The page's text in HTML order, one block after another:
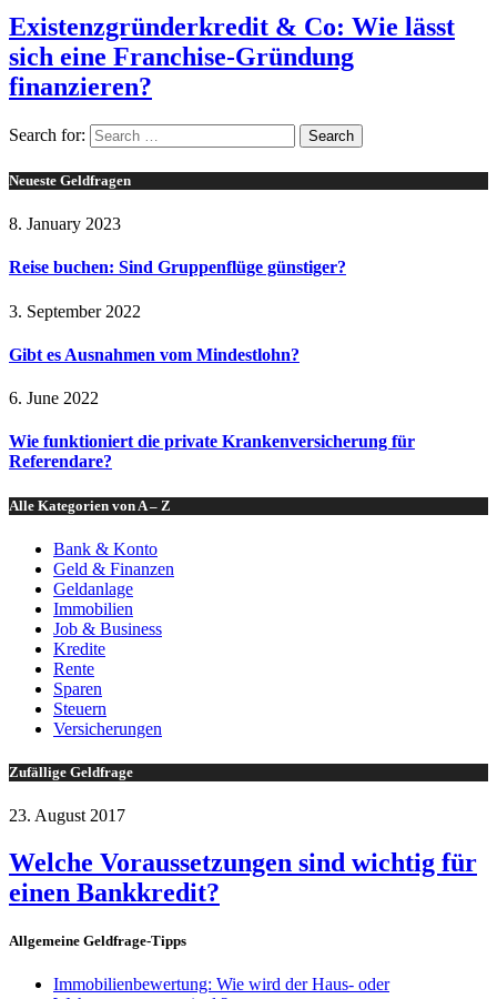
Existenzgründerkredit & Co: Wie lässt
sich eine Franchise-Gründung
finanzieren?
Search for:
Neueste Geldfragen
8. January 2023
Reise buchen: Sind Gruppenflüge günstiger?
3. September 2022
Gibt es Ausnahmen vom Mindestlohn?
6. June 2022
Wie funktioniert die private Krankenversicherung für
Referendare?
Alle Kategorien von A – Z
Bank & Konto
Geld & Finanzen
Geldanlage
Immobilien
Job & Business
Kredite
Rente
Sparen
Steuern
Versicherungen
Zufällige Geldfrage
23. August 2017
Welche Voraussetzungen sind wichtig für
einen Bankkredit?
Allgemeine Geldfrage-Tipps
Immobilienbewertung: Wie wird der Haus- oder